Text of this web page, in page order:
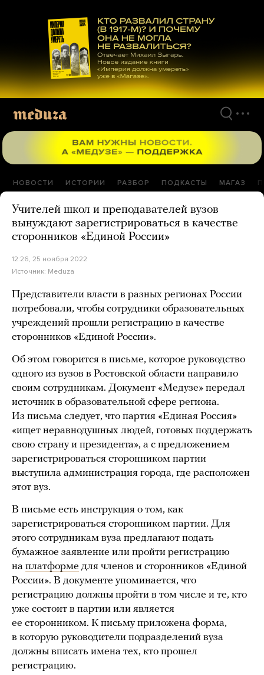
материалам
НОВОСТИ ИСТОРИИ РАЗБОР ПОДКАСТЫ МАГАЗ
Учителей школ и преподавателей вузов
вынуждают зарегистрироваться в качестве
сторонников «Единой России»
12:26, 25 ноября 2022
Источник: Meduza
Представители власти в разных регионах России
потребовали, чтобы сотрудники образовательных
учреждений прошли регистрацию в качестве
сторонников «Единой России».
Об этом говорится в письме, которое руководство
одного из вузов в Ростовской области направило
своим сотрудникам. Документ «Медузе» передал
источник в образовательной сфере региона.
Из письма следует, что партия «Единая Россия»
«ищет неравнодушных людей, готовых поддержать
свою страну и президента», а с предложением
зарегистрироваться сторонником партии
выступила администрация города, где расположен
этот вуз.
В письме есть инструкция о том, как
зарегистрироваться сторонником партии. Для
этого сотрудникам вуза предлагают подать
бумажное заявление или пройти регистрацию
на платформе для членов и сторонников «Единой
России». В документе упоминается, что
регистрацию должны пройти в том числе и те, кто
уже состоит в партии или является
ее сторонником. К письму приложена форма,
в которую руководители подразделений вуза
должны вписать имена тех, кто прошел
регистрацию.